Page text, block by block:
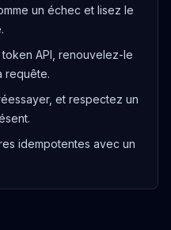
OUVRIR
un échec et lisez le
API, renouvelez-le
requête.
et respectez un
idempotentes avec un